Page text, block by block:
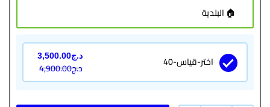
اختر-قياس-40 د.ج3,500.00
د.ج4,900.00